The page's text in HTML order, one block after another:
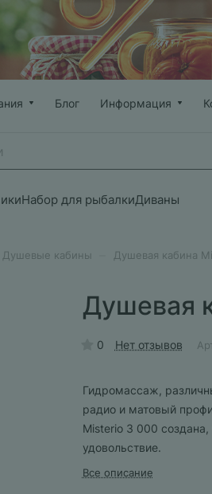
Блог Информация
Набор для рыбалкиДиваны
Душевые кабины Душевая кабина
Душевая
0 Нет отзывов
Гидромассаж,
радио и матовый
Misterio 3 000 создана,
удовольствие.
Все описание